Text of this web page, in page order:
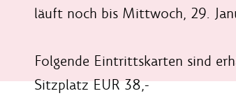
läuft noch bis Mittwoch, 29.
Folgende Eintrittskarten sind
Sitzplatz EUR 38,-